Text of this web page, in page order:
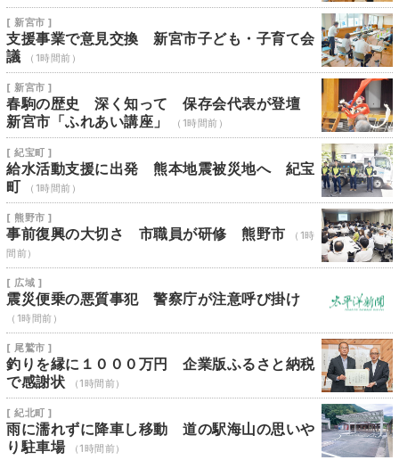
[ 新宮市 ]
支援事業で意見交換 新宮市子ども・子育て会
議
（1時間前）
[ 新宮市 ]
春駒の歴史 深く知って 保存会代表が登壇
新宮市「ふれあい講座」
（1時間前）
[ 紀宝町 ]
給水活動支援に出発 熊本地震被災地へ 紀宝
町
（1時間前）
[ 熊野市 ]
事前復興の大切さ 市職員が研修 熊野市
（1時
間前）
[ 広域 ]
震災便乗の悪質事犯 警察庁が注意呼び掛け
（1時間前）
[ 尾鷲市 ]
釣りを縁に１０００万円 企業版ふるさと納税
で感謝状
（1時間前）
[ 紀北町 ]
雨に濡れずに降車し移動 道の駅海山の思いや
り駐車場
（1時間前）